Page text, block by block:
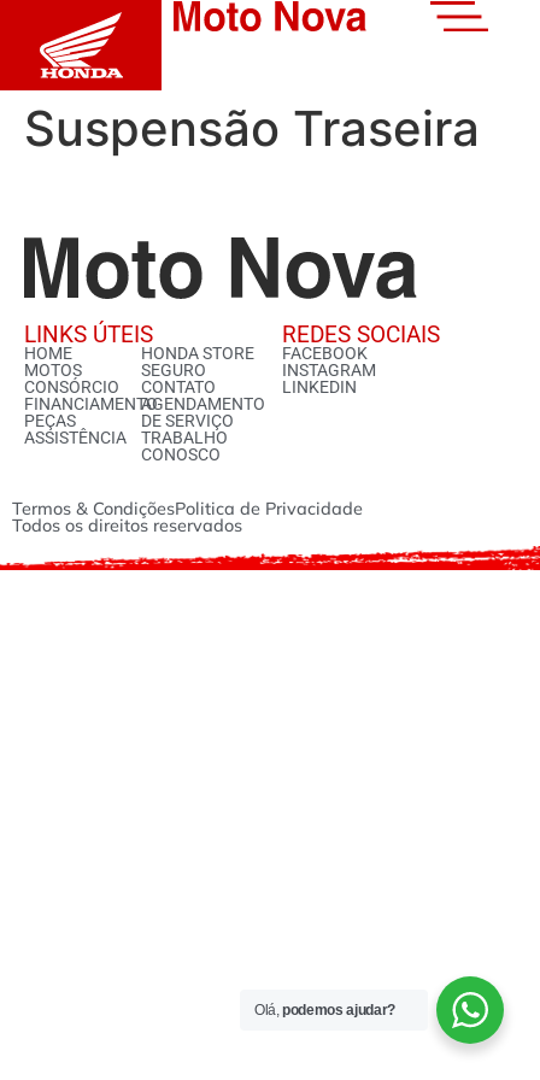
Suspensão Traseira
LINKS ÚTEIS
HOME
MOTOS
CONSÓRCIO
FINANCIAMENTO
PEÇAS
ASSISTÊNCIA
HONDA STORE
SEGURO
CONTATO
AGENDAMENTO
DE SERVIÇO
TRABALHO
CONOSCO
REDES SOCIAIS
FACEBOOK
INSTAGRAM
LINKEDIN
Termos & CondiçõesPolitica de Privacidade
Todos os direitos reservados
Olá,podemos ajudar?